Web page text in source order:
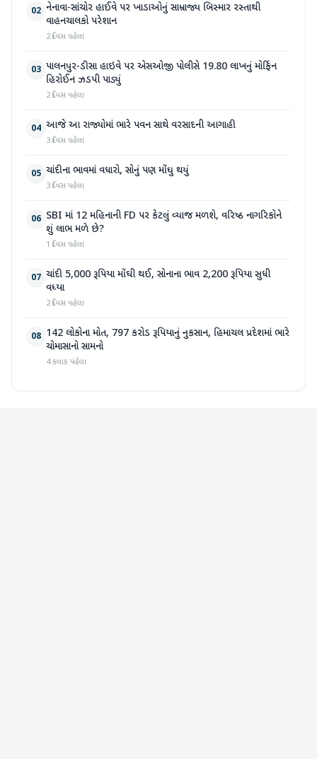
02 નેનાવા-સાંચોર હાઈવે પર ખાડાઓનું સામ્રાજ્ય બિસ્માર રસ્તાથી
વાહનચાલકો પરેશાન
2 દિવસ પહેલા
03 પાલનપુર-ડીસા હાઇવે પર એસઓજી પોલીસે 19.80 લાખનું મોર્ફિન
હિરોઈન ઝડપી પાડ્યું
2 દિવસ પહેલા
04 આજે આ રાજ્યોમાં ભારે પવન સાથે વરસાદની આગાહી
3 દિવસ પહેલા
05 ચાંદીના ભાવમાં વધારો, સોનું પણ મોંઘુ થયું
3 દિવસ પહેલા
06 SBI માં 12 મહિનાની FD પર કેટલું વ્યાજ મળશે, વરિષ્ઠ નાગરિકોને
શું લાભ મળે છે?
1 દિવસ પહેલા
07 ચાંદી 5,000 રૂપિયા મોંઘી થઈ, સોનાના ભાવ 2,200 રૂપિયા સુધી
વધ્યા
2 દિવસ પહેલા
08 142 લોકોના મોત, 797 કરોડ રૂપિયાનું નુકસાન, હિમાચલ પ્રદેશમાં ભારે
ચોમાસાનો સામનો
4 કલાક પહેલા